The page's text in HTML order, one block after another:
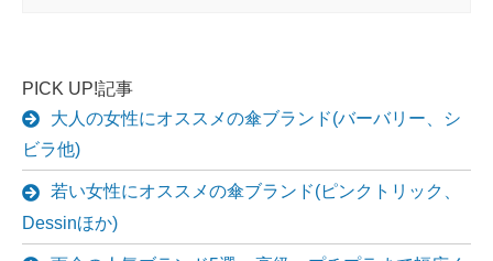
PICK UP!記事
大人の女性にオススメの傘ブランド(バーバリー、シ
ビラ他)
若い女性にオススメの傘ブランド(ピンクトリック、
Dessinほか)